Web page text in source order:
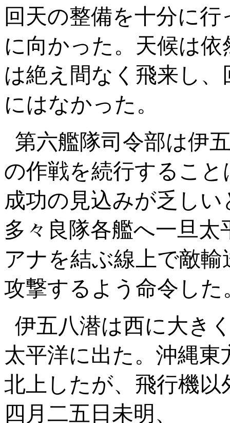
回天の整備を十分に
に向かった。天候は
は絶え間なく飛来し
にはなかった。
第六艦隊司令部は伊
の作戦を続行するこ
成功の見込みが乏し
多々良隊各艦へ一旦
アナを結ぶ線上で敵
攻撃するよう命令した
伊五八潜は西に大き
太平洋に出た。沖縄
北上したが、飛行機
四月二五日未明、